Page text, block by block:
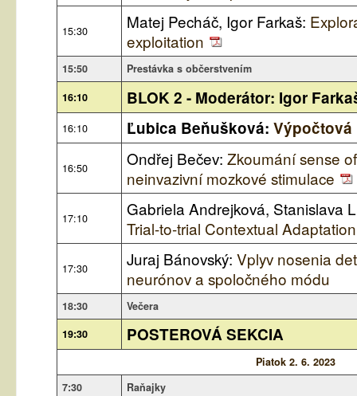
15:30 Matej Pecháč, Igor Farkaš:
exploitation
15:50
Prestávka s občerstvením
16:10
BLOK 2 - Moderátor: Igor
16:10 Ľubica Beňušková:
16:50 Ondřej Bečev:Zkoumání sense
neinvazivní mozkové stimulace
17:10
Gabriela Andrejková, Stanislava
Trial-to-trial Contextual
17:30 Juraj Bánovský:Vplyv nosenia
neurónov a spoločného módu
18:30
Večera
19:30
POSTEROVÁ SEKCIA
Piatok 2. 6. 2023
7:30
Raňajky